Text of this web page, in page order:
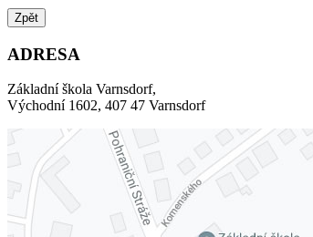
Zpět
ADRESA
Základní škola Varnsdorf,
Východní 1602, 407 47 Varnsdorf